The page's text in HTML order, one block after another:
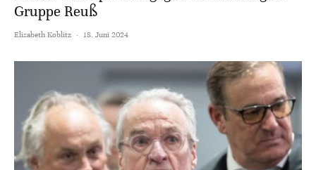
Gruppe Reuß
Elisabeth Koblitz · 18. Juni 2024